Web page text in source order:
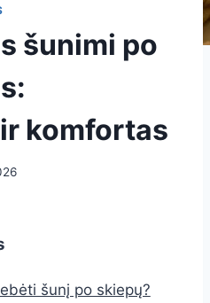
šunimi po
komfortas
šunį po skiepų?